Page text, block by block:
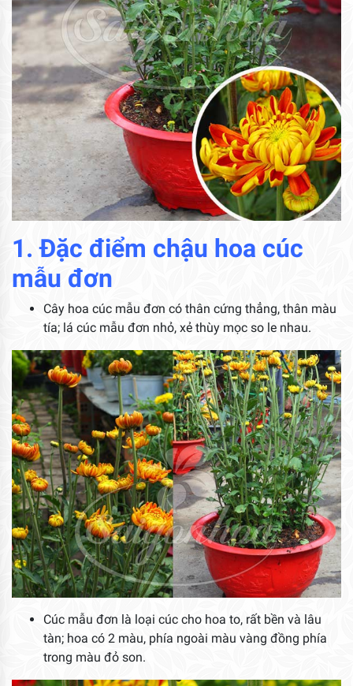
1. Đặc điểm chậu hoa cúc
mẫu đơn
Cây hoa cúc mẫu đơn có thân cứng thẳng, thân màu
tía; lá cúc mẫu đơn nhỏ, xẻ thùy mọc so le nhau.
Cúc mẫu đơn là loại cúc cho hoa to, rất bền và lâu
tàn; hoa có 2 màu, phía ngoài màu vàng đồng phía
trong màu đỏ son.